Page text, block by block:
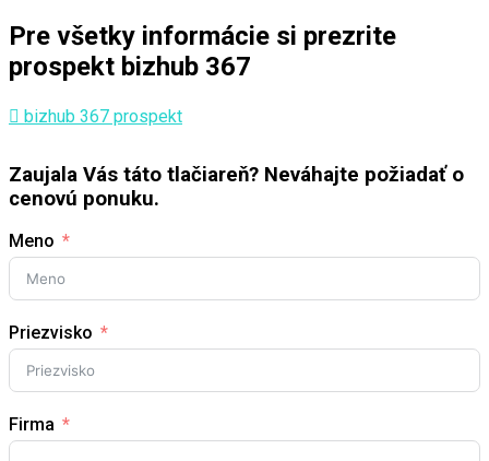
Pre všetky informácie si prezrite
prospekt bizhub 367
bizhub 367 prospekt
Zaujala Vás táto tlačiareň? Neváhajte požiadať o
cenovú ponuku.
Meno
Priezvisko
Firma